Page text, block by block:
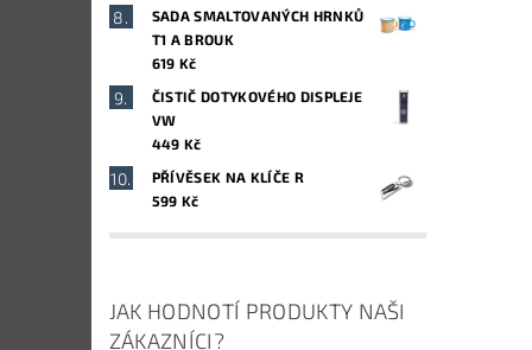
SADA SMALTOVANÝCH HRNKŮ
T1 A BROUK
619 Kč
ČISTIČ DOTYKOVÉHO DISPLEJE
VW
449 Kč
PŘÍVĚSEK NA KLÍČE R
599 Kč
JAK HODNOTÍ PRODUKTY NAŠI
ZÁKAZNÍCI?